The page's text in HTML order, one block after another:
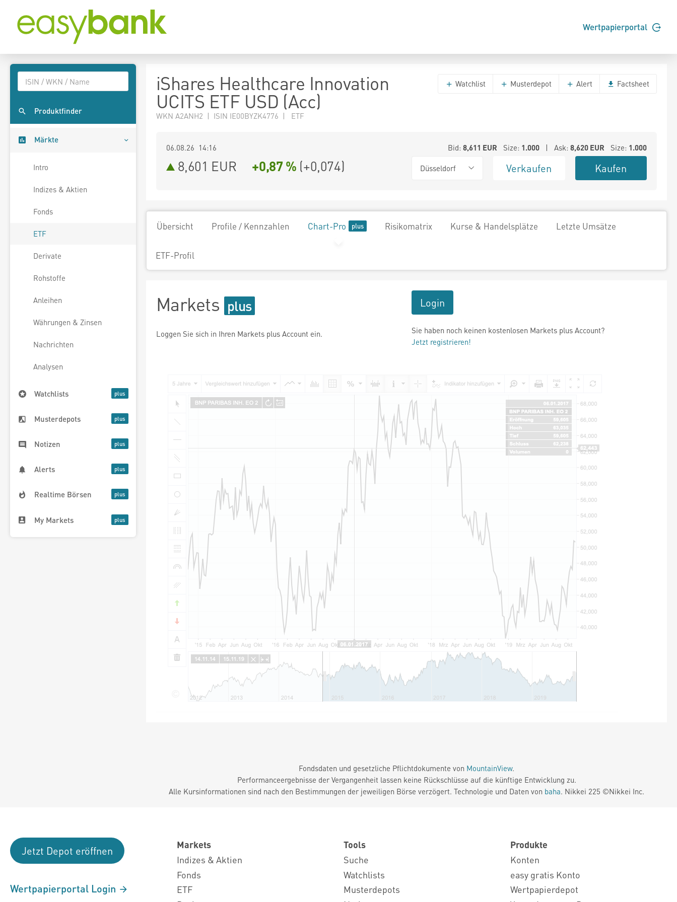
Wertpapierportal
Produktfinder
Märkte
Intro
Indizes & Aktien
Fonds
ETF
Derivate
Rohstoffe
Anleihen
Währungen & Zinsen
Nachrichten
Analysen
Watchlists
Musterdepots
Notizen
Alerts
Realtime Börsen
My Markets
iShares Healthcare Innovation
UCITS ETF USD (Acc)
WKN A2ANH2 | ISIN IE00BYZK4776 | ETF
Watchlist Musterdepot Alert Factsheet
06.08.26 14:16 Bid: 8,611 EUR Size: 1.000| Ask: 8,620EUR Size: 1.000
8,601 EUR +0,87 % (+0,074) Düsseldorf Verkaufen Kaufen
Übersicht Profile / Kennzahlen Chart-Pro Risikomatrix Kurse & Handelsplätze Letzte Umsätze
ETF-Profil
Markets
Loggen Sie sich in Ihren Markets plus Account ein.
Login
Sie haben noch keinen kostenlosen Markets plus Account?
Jetzt registrieren!
Fondsdaten und gesetzliche Pflichtdokumente von MountainView.
Performanceergebnisse der Vergangenheit lassen keine Rückschlüsse auf die künftige Entwicklung zu.
Alle Kursinformationen sind nach den Bestimmungen der jeweiligen Börse verzögert. Technologie und Daten von baha. Nikkei 225 ©Nikkei Inc.
Jetzt Depot eröffnen
Wertpapierportal Login
Markets
Indizes & Aktien
Fonds
ETF
Tools
Suche
Watchlists
Musterdepots
Produkte
Konten
easy gratis Konto
Wertpapierdepot